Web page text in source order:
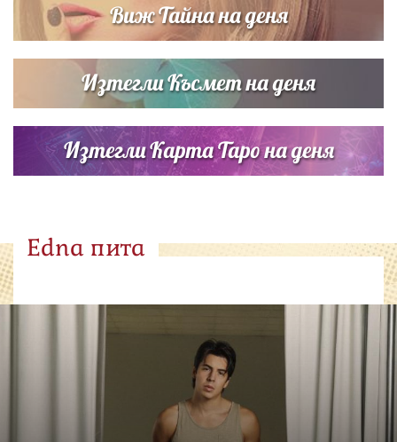
Виж Тайна на деня
Изтегли Късмет на деня
Изтегли Карта Таро на деня
Edna пита